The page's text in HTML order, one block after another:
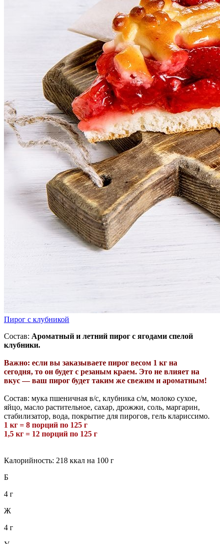
Пирог с клубникой
Состав: Ароматный и летний пирог с ягодами спелой
клубники.
Важно: если вы заказываете пирог весом 1 кг на
сегодня, то он будет с резаным краем. Это не влияет на
вкус — ваш пирог будет таким же свежим и ароматным!
Состав: мука пшеничная в/с, клубника с/м, молоко сухое,
яйцо, масло растительное, сахар, дрожжи, соль, маргарин,
стабилизатор, вода, покрытие для пирогов, гель клариссимо.
1 кг = 8 порций по 125 г
1,5 кг = 12 порций по 125 г
Калорийность: 218 ккал на 100 г
Б
4 г
Ж
4 г